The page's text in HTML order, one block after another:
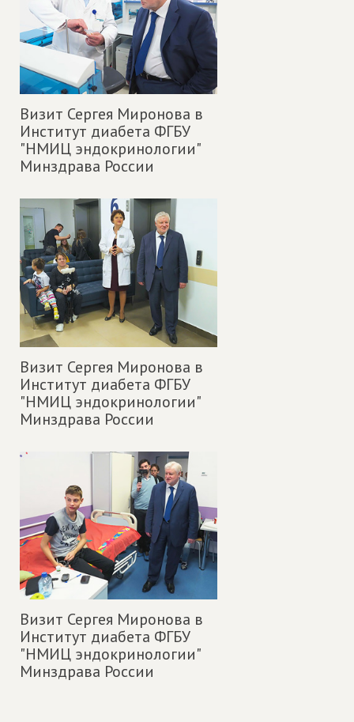
Визит Сергея Миронова в
Институт диабета ФГБУ
"НМИЦ эндокринологии"
Минздрава России
Визит Сергея Миронова в
Институт диабета ФГБУ
"НМИЦ эндокринологии"
Минздрава России
Визит Сергея Миронова в
Институт диабета ФГБУ
"НМИЦ эндокринологии"
Минздрава России